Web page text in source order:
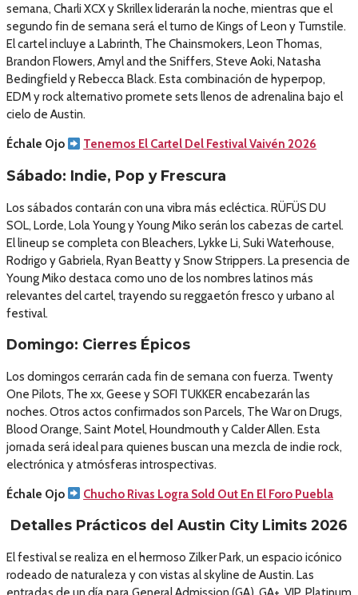
semana, Charli XCX y Skrillex liderarán la noche, mientras que el
segundo fin de semana será el turno de Kings of Leon y Turnstile.
El cartel incluye a Labrinth, The Chainsmokers, Leon Thomas,
Brandon Flowers, Amyl and the Sniffers, Steve Aoki, Natasha
Bedingfield y Rebecca Black. Esta combinación de hyperpop,
EDM y rock alternativo promete sets llenos de adrenalina bajo el
cielo de Austin.
Échale Ojo Tenemos El Cartel Del Festival Vaivén 2026
Sábado: Indie, Pop y Frescura
Los sábados contarán con una vibra más ecléctica. RÜFÜS DU
SOL, Lorde, Lola Young y Young Miko serán los cabezas de cartel.
El lineup se completa con Bleachers, Lykke Li, Suki Waterhouse,
Rodrigo y Gabriela, Ryan Beatty y Snow Strippers. La presencia de
Young Miko destaca como uno de los nombres latinos más
relevantes del cartel, trayendo su reggaetón fresco y urbano al
festival.
Domingo: Cierres Épicos
Los domingos cerrarán cada fin de semana con fuerza. Twenty
One Pilots, The xx, Geese y SOFI TUKKER encabezarán las
noches. Otros actos confirmados son Parcels, The War on Drugs,
Blood Orange, Saint Motel, Houndmouth y Calder Allen. Esta
jornada será ideal para quienes buscan una mezcla de indie rock,
electrónica y atmósferas introspectivas.
Échale Ojo Chucho Rivas Logra Sold Out En El Foro Puebla
Detalles Prácticos del Austin City Limits 2026
El festival se realiza en el hermoso Zilker Park, un espacio icónico
rodeado de naturaleza y con vistas al skyline de Austin. Las